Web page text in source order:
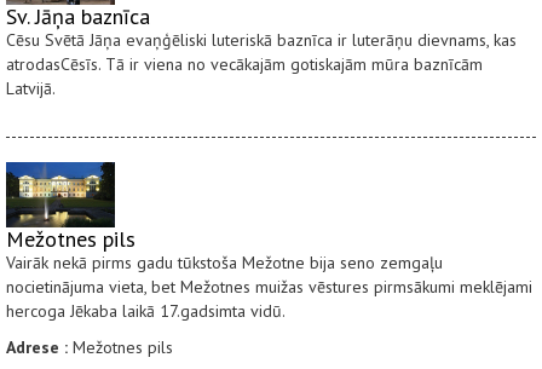
Sv. Jāņa baznīca
Cēsu Svētā Jāņa evaņģēliski luteriskā baznīca ir luterāņu dievnams, kas
atrodasCēsīs. Tā ir viena no vecākajām gotiskajām mūra baznīcām
Latvijā.
Mežotnes pils
Vairāk nekā pirms gadu tūkstoša Mežotne bija seno zemgaļu
nocietinājuma vieta, bet Mežotnes muižas vēstures pirmsākumi meklējami
hercoga Jēkaba laikā 17.gadsimta vidū.
Adrese : Mežotnes pils